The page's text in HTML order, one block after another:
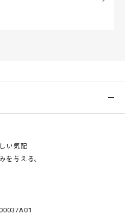
い気配
を与える。